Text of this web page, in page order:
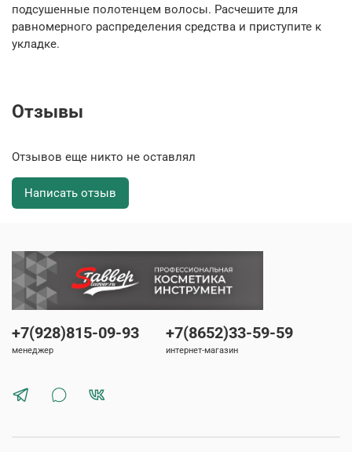
подсушенные полотенцем волосы. Расчешите для
равномерного распределения средства и приступите к
укладке.
Отзывы
Отзывов еще никто не оставлял
Написать отзыв
+7(928)815-09-93
менеджер
+7(8652)33-59-59
интернет-магазин